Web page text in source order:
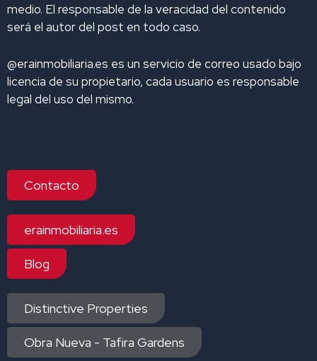
medio. El responsable de la veracidad del contenido
será el autor del post en todo caso.
@erainmobiliaria.es es un servicio de correo usado bajo
licencia de su propietario, cada usuario es responsable
legal del uso del mismo.
Contacto
erainmobiliaria.es
Blog
Distinctive Properties
Obra Nueva - Tafira Gardens